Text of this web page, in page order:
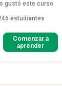
gustó este curso
estudiantes
Comenzar a
aprender